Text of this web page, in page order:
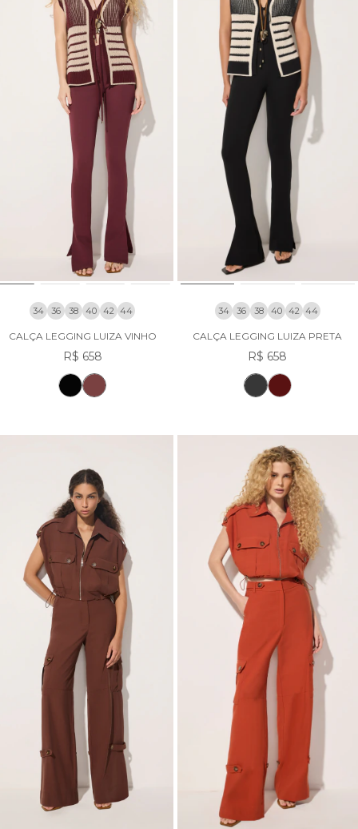
34 36 38 40 42 44
CALÇA LEGGING LUIZA VINHO
R$ 658
34 36 38 40 42 44
CALÇA LEGGING LUIZA PRETA
R$ 658